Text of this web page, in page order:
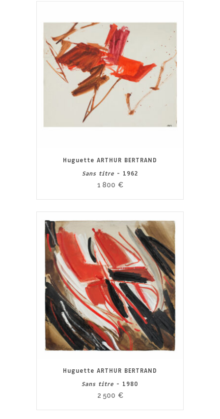
Huguette ARTHUR BERTRAND
Sans titre - 1962
1 800 €
Huguette ARTHUR BERTRAND
Sans titre - 1980
2 500 €